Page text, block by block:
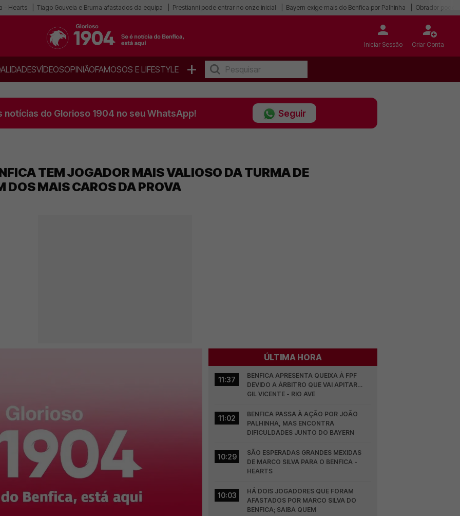
- Hearts Tiago Gouveia e Bruma afastados da equipa Prestianni pode entrar no onze inicial Bayern exige mais do Benfica por Palhinha Obrador pode
Iniciar Sessão Criar Conta
VÍDEOSOPINIÃOFAMOSOS E LIFESTYLE +
notícias do Glorioso 1904 no seu WhatsApp! Seguir
TEM JOGADOR MAIS VALIOSO DA TURMA DE
DOS MAIS CAROS DA PROVA
ÚLTIMA HORA
11:37
BENFICA APRESENTA QUEIXA À FPF
DEVIDO A ÁRBITRO QUE VAI APITAR…
GIL VICENTE - RIO AVE
11:02
BENFICA PASSA À AÇÃO POR JOÃO
PALHINHA, MAS ENCONTRA
DIFICULDADES JUNTO DO BAYERN
10:29
SÃO ESPERADAS GRANDES MEXIDAS
DE MARCO SILVA PARA O BENFICA -
HEARTS
10:03
HÁ DOIS JOGADORES QUE FORAM
AFASTADOS POR MARCO SILVA DO
BENFICA; SAIBA QUEM